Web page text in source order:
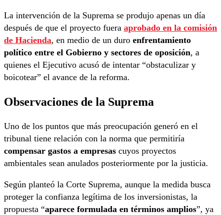
La intervención de la Suprema se produjo apenas un día
después de que el proyecto fuera aprobado en la comisión
de Hacienda, en medio de un duro enfrentamiento
político entre el Gobierno y sectores de oposición, a
quienes el Ejecutivo acusó de intentar “obstaculizar y
boicotear” el avance de la reforma.
Observaciones de la Suprema
Uno de los puntos que más preocupación generó en el
tribunal tiene relación con la norma que permitiría
compensar gastos a empresas cuyos proyectos
ambientales sean anulados posteriormente por la justicia.
Según planteó la Corte Suprema, aunque la medida busca
proteger la confianza legítima de los inversionistas, la
propuesta “aparece formulada en términos amplios”, ya